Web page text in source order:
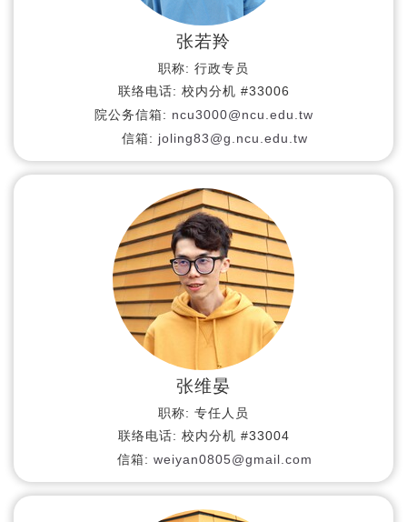
张若羚
职称: 行政专员
联络电话: 校内分机 #33006
院公务信箱: ncu3000@ncu.edu.tw
信箱: joling83@g.ncu.edu.tw
张维晏
职称: 专任人员
联络电话: 校内分机 #33004
信箱: weiyan0805@gmail.com